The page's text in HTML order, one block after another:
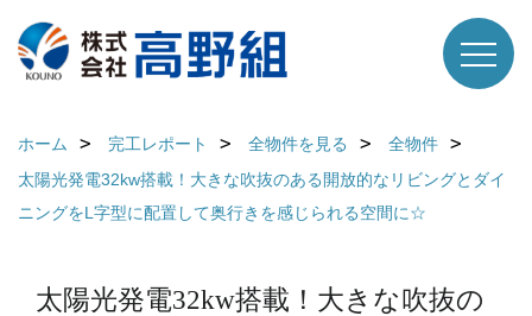
ホーム 完工レポート 全物件を見る
全物件
太陽光発電32kw搭載！大きな吹抜のある開放的なリビングとダイ
ニングをL字型に配置して奥行きを感じられる空間に☆
太陽光発電32kw搭載！大きな吹抜の